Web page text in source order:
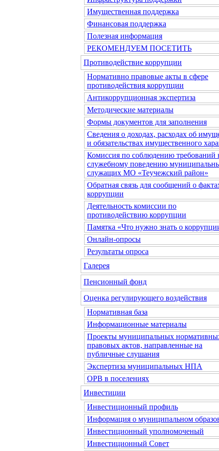
Имущественная поддержка
Финансовая поддержка
Полезная информация
РЕКОМЕНДУЕМ ПОСЕТИТЬ
Противодействие коррупции
Нормативно правовые акты в сфере
противодействия коррупции
Антикоррупционная экспертиза
Методические материалы
Формы документов для заполнения
Сведения о доходах, расходах об
и обязательствах имущественного
Комиссия по соблюдению требований
служебному поведению
служащих МО «Теучежский район»
Обратная связь для сообщений о
коррупции
Деятельность комиссии по
противодействию коррупции
Памятка «Что нужно знать о
Онлайн-опросы
Результаты опроса
Галерея
Пенсионный фонд
Оценка регулирующего воздействия
Нормативная база
Информационные материалы
Проекты муниципальных
правовых актов, направленные на
публичные слушания
Экспертиза муниципальных НПА
ОРВ в поселениях
Инвестиции
Инвестиционный профиль
Информация о муниципальном
Инвестиционный уполномоченый
Инвестиционный Совет